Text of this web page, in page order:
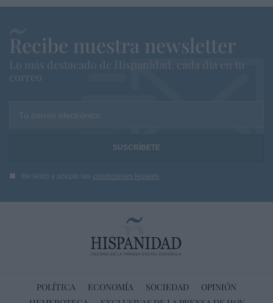
Recibe nuestra newsletter
Lo más destacado de Hispanidad, cada dia en tu
correo
Tu correo electrónico...
He leído y acepto las condiciones legales
POLÍTICA ECONOMÍA SOCIEDAD
OPINIÓN